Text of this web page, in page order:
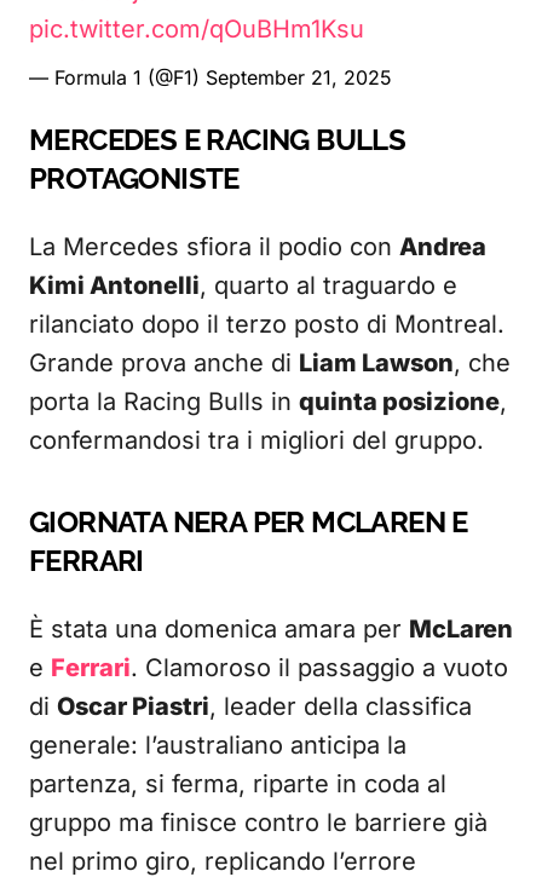
pic.twitter.com/qOuBHm1Ksu
— Formula 1 (@F1) September 21, 2025
MERCEDES E RACING BULLS
PROTAGONISTE
La Mercedes sfiora il podio con Andrea
Kimi Antonelli, quarto al traguardo e
rilanciato dopo il terzo posto di Montreal.
Grande prova anche di Liam Lawson, che
porta la Racing Bulls in quinta posizione,
confermandosi tra i migliori del gruppo.
GIORNATA NERA PER MCLAREN E
FERRARI
È stata una domenica amara per McLaren
e Ferrari. Clamoroso il passaggio a vuoto
di Oscar Piastri, leader della classifica
generale: l’australiano anticipa la
partenza, si ferma, riparte in coda al
gruppo ma finisce contro le barriere già
nel primo giro, replicando l’errore